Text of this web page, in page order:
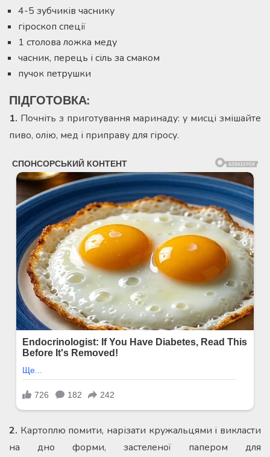
4-5 зубчиків часнику
гіроскоп спеції
1 столова ложка меду
часник, перець і сіль за смаком
пучок петрушки
ПІДГОТОВКА:
1. Почніть з приготування маринаду: у мисці змішайте
пиво, олію, мед і приправу для гіросу.
2. Картоплю помити, нарізати кружальцями і викласти
на дно форми, застеленої папером для